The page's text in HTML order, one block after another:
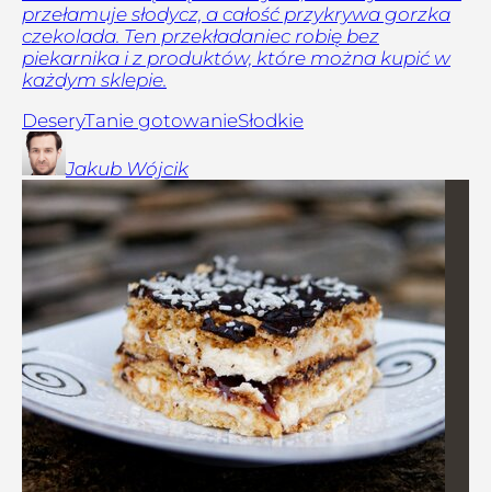
przełamuje słodycz, a całość przykrywa gorzka
czekolada. Ten przekładaniec robię bez
piekarnika i z produktów, które można kupić w
każdym sklepie.
DeseryTanie gotowanieSłodkie
Jakub Wójcik